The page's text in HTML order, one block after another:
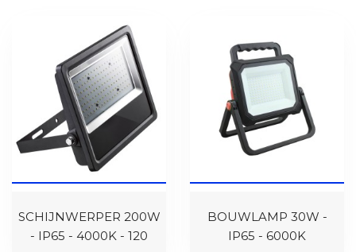
SCHIJNWERPER 200W
- IP65 - 4000K - 120
BOUWLAMP 30W -
IP65 - 6000K